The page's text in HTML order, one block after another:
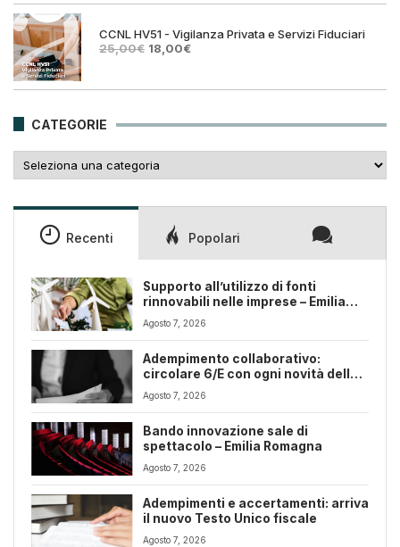
originale
25,00€.
attuale
18,00€.
CCNL HV51 - Vigilanza Privata e Servizi Fiduciari
25,00€ Il
era:
18,00€Il
è:
CATEGORIE
Recenti Popolari
Supporto all’utilizzo di fonti
rinnovabili nelle imprese – Emilia
Romagna
Agosto 7, 2026
Adempimento collaborativo:
circolare 6/E con ogni novità della
riforma fiscale
Agosto 7, 2026
Bando innovazione sale di
spettacolo – Emilia Romagna
Agosto 7, 2026
Adempimenti e accertamenti: arriva
il nuovo Testo Unico fiscale
Agosto 7, 2026